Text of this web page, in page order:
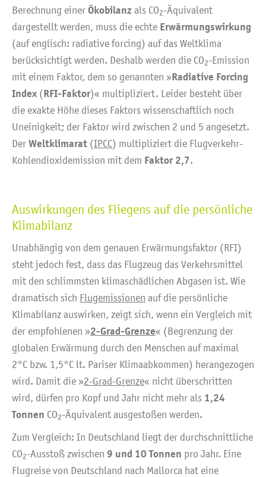
Berechnung einer Ökobilanz als CO2-Äquivalent
dargestellt werden, muss die echte Erwärmungswirkung
(auf englisch: radiative forcing) auf das Weltklima
berücksichtigt werden. Deshalb werden die CO2-Emission
mit einem Faktor, dem so genannten »Radiative Forcing
Index (RFI-Faktor)« multipliziert. Leider besteht über
die exakte Höhe dieses Faktors wissenschaftlich noch
Uneinigkeit; der Faktor wird zwischen 2 und 5 angesetzt.
Der Weltklimarat (IPCC) multipliziert die Flugverkehr-
Kohlendioxidemission mit dem Faktor 2,7.
Auswirkungen des Fliegens auf die persönliche
Klimabilanz
Unabhängig von dem genauen Erwärmungsfaktor (RFI)
steht jedoch fest, dass das Flugzeug das Verkehrsmittel
mit den schlimmsten klimaschädlichen Abgasen ist. Wie
dramatisch sich Flugemissionen auf die persönliche
Klimabilanz auswirken, zeigt sich, wenn ein Vergleich mit
der empfohlenen »2-Grad-Grenze« (Begrenzung der
globalen Erwärmung durch den Menschen auf maximal
2°C bzw. 1,5°C lt. Pariser Klimaabkommen) herangezogen
wird. Damit die »2-Grad-Grenze« nicht überschritten
wird, dürfen pro Kopf und Jahr nicht mehr als 1,24
Tonnen CO2-Äquivalent ausgestoßen werden.
Zum Vergleich: In Deutschland liegt der durchschnittliche
CO2-Ausstoß zwischen 9 und 10 Tonnen pro Jahr. Eine
Flugreise von Deutschland nach Mallorca hat eine